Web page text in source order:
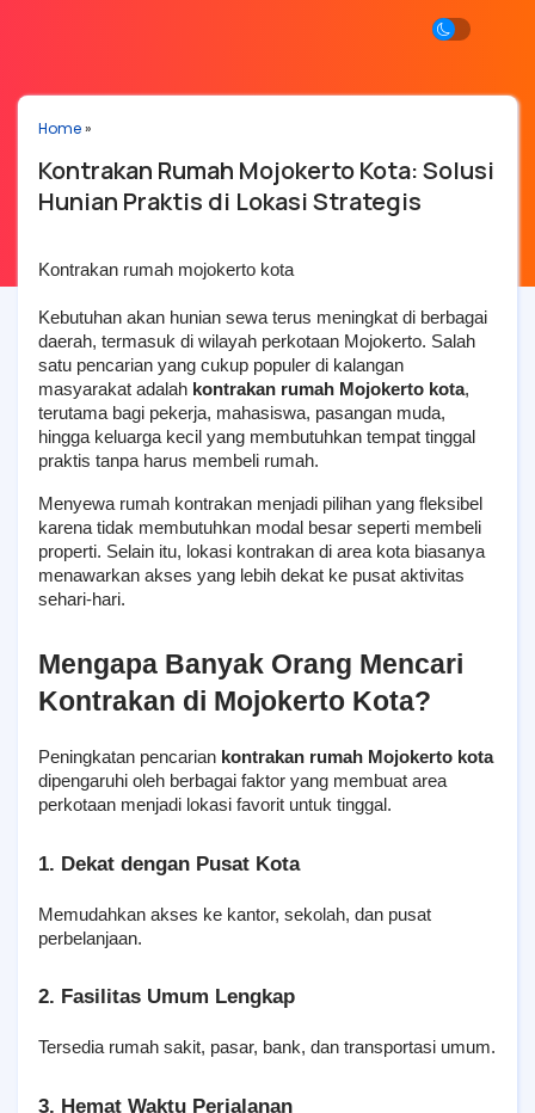
Home»
Kontrakan Rumah Mojokerto Kota: Solusi
Hunian Praktis di Lokasi Strategis
Kontrakan rumah mojokerto kota
Kebutuhan akan hunian sewa terus meningkat di berbagai
daerah, termasuk di wilayah perkotaan Mojokerto. Salah
satu pencarian yang cukup populer di kalangan
masyarakat adalah kontrakan rumah Mojokerto kota,
terutama bagi pekerja, mahasiswa, pasangan muda,
hingga keluarga kecil yang membutuhkan tempat tinggal
praktis tanpa harus membeli rumah.
Menyewa rumah kontrakan menjadi pilihan yang fleksibel
karena tidak membutuhkan modal besar seperti membeli
properti. Selain itu, lokasi kontrakan di area kota biasanya
menawarkan akses yang lebih dekat ke pusat aktivitas
sehari-hari.
Mengapa Banyak Orang Mencari
Kontrakan di Mojokerto Kota?
Peningkatan pencarian kontrakan rumah Mojokerto kota
dipengaruhi oleh berbagai faktor yang membuat area
perkotaan menjadi lokasi favorit untuk tinggal.
1. Dekat dengan Pusat Kota
Memudahkan akses ke kantor, sekolah, dan pusat
perbelanjaan.
2. Fasilitas Umum Lengkap
Tersedia rumah sakit, pasar, bank, dan transportasi umum.
3. Hemat Waktu Perjalanan